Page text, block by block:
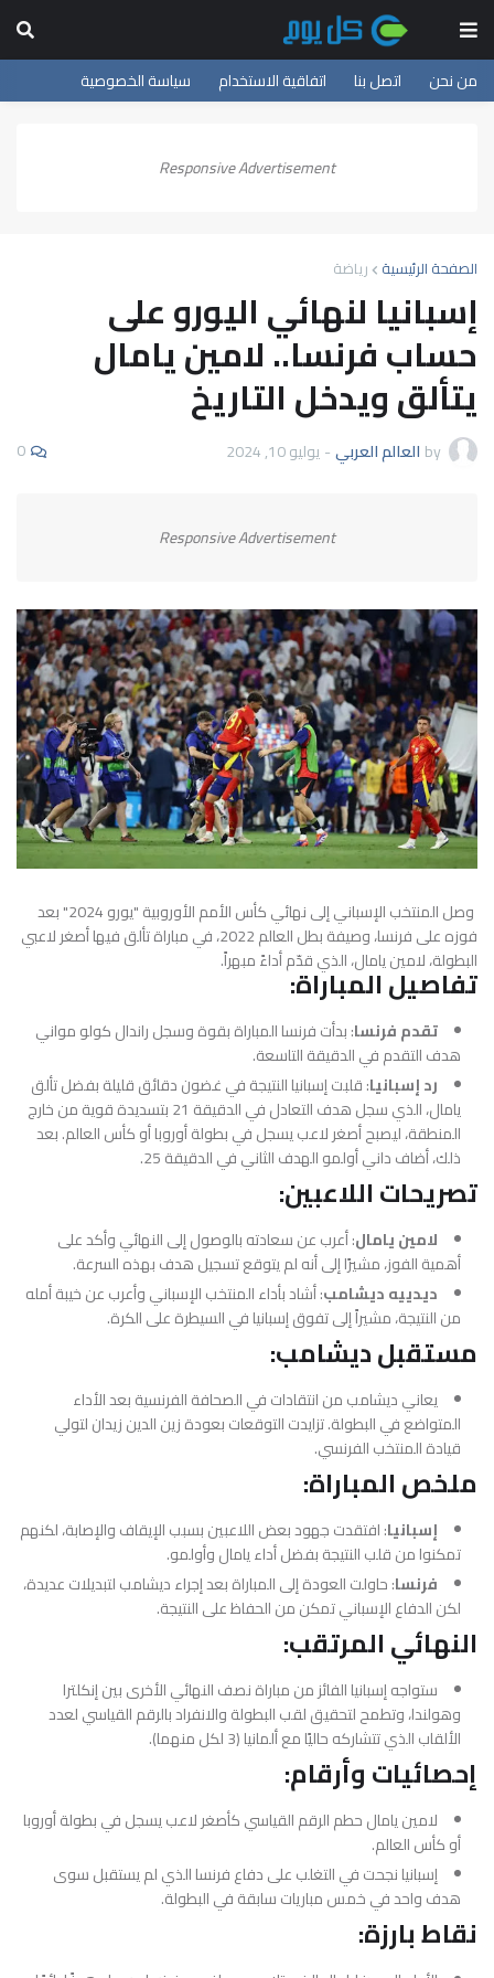
من نحن اتصل بنا اتفاقية الاستخدام سياسة الخصوصية
Responsive Advertisement
الصفحة الرئيسية رياضة
إسبانيا لنهائي اليورو على
حساب فرنسا.. لامين يامال
يتألق ويدخل التاريخ
by العالم العربي-يوليو 10, 2024 0
Responsive Advertisement
وصل المنتخب الإسباني إلى نهائي كأس الأمم الأوروبية "يورو 2024" بعد
فوزه على فرنسا، وصيفة بطل العالم 2022، في مباراة تألق فيها أصغر لاعبي
البطولة، لامين يامال، الذي قدّم أداءً مبهراً.
تفاصيل المباراة:
تقدم فرنسا: بدأت فرنسا المباراة بقوة وسجل راندال كولو مواني
هدف التقدم في الدقيقة التاسعة.
رد إسبانيا: قلبت إسبانيا النتيجة في غضون دقائق قليلة بفضل تألق
يامال، الذي سجل هدف التعادل في الدقيقة 21 بتسديدة قوية من خارج
المنطقة، ليصبح أصغر لاعب يسجل في بطولة أوروبا أو كأس العالم. بعد
ذلك، أضاف داني أولمو الهدف الثاني في الدقيقة 25.
تصريحات اللاعبين:
لامين يامال: أعرب عن سعادته بالوصول إلى النهائي وأكد على
أهمية الفوز، مشيرًا إلى أنه لم يتوقع تسجيل هدف بهذه السرعة.
ديدييه ديشامب: أشاد بأداء المنتخب الإسباني وأعرب عن خيبة أمله
من النتيجة، مشيراً إلى تفوق إسبانيا في السيطرة على الكرة.
مستقبل ديشامب:
يعاني ديشامب من انتقادات في الصحافة الفرنسية بعد الأداء
المتواضع في البطولة. تزايدت التوقعات بعودة زين الدين زيدان لتولي
قيادة المنتخب الفرنسي.
ملخص المباراة:
إسبانيا: افتقدت جهود بعض اللاعبين بسبب الإيقاف والإصابة، لكنهم
تمكنوا من قلب النتيجة بفضل أداء يامال وأولمو.
فرنسا: حاولت العودة إلى المباراة بعد إجراء ديشامب لتبديلات عديدة،
لكن الدفاع الإسباني تمكن من الحفاظ على النتيجة.
النهائي المرتقب:
ستواجه إسبانيا الفائز من مباراة نصف النهائي الأخرى بين إنكلترا
وهولندا، وتطمح لتحقيق لقب البطولة والانفراد بالرقم القياسي لعدد
الألقاب الذي تتشاركه حاليًا مع ألمانيا (3 لكل منهما).
إحصائيات وأرقام:
لامين يامال حطم الرقم القياسي كأصغر لاعب يسجل في بطولة أوروبا
أو كأس العالم.
إسبانيا نجحت في التغلب على دفاع فرنسا الذي لم يستقبل سوى
هدف واحد في خمس مباريات سابقة في البطولة.
نقاط بارزة: